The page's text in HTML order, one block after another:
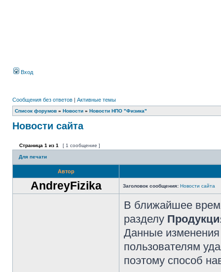
Вход
Сообщения без ответов | Активные темы
Список форумов » Новости » Новости НПО "Физика"
Новости сайта
Страница 1 из 1 [ 1 сообщение ]
Для печати
Автор
AndreyFizika Заголовок сообщения: Новости сайта
В ближайшее
разделу
Данные
пользователям
поэтому способ